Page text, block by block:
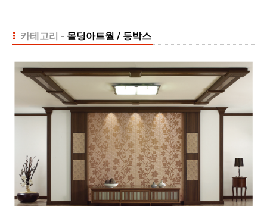
카테고리 - 몰딩아트월 / 등박스